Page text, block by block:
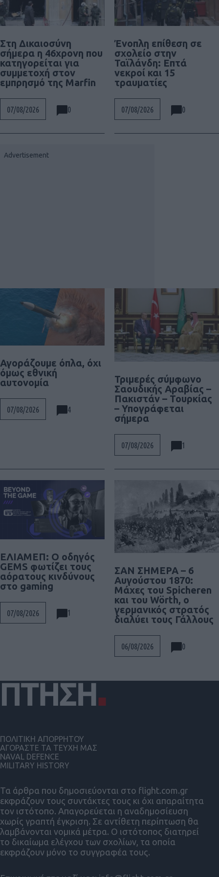
Στη Δικαιοσύνη
σήμερα η 46χρονη που
κατηγορείται για
συμμετοχή στον
εμπρησμό της Marfin
07/08/2026 0
Ένοπλη επίθεση σε
σχολείο στην
Ταϊλάνδη: Επτά
νεκροί και 15
τραυματίες
07/08/2026 0
Αγοράζουμε όπλα, όχι
όμως εθνική
αυτονομία
07/08/2026 4
Τριμερές σύμφωνο
Σαουδικής Αραβίας –
Πακιστάν – Τουρκίας
– Υπογράφεται
σήμερα
07/08/2026 1
ΕΛΙΑΜΕΠ: Ο οδηγός
GEMS φωτίζει τους
αόρατους κινδύνους
στο gaming
07/08/2026 1
ΣΑΝ ΣΗΜΕΡΑ – 6
Αυγούστου 1870:
Μάχες του Spicheren
και του Wörth, ο
γερμανικός στρατός
διαλύει τους Γάλλους
06/08/2026 0
Τα άρθρα που δημοσιεύονται στο flight.com.gr
εκφράζουν τους συντάκτες τους κι όχι απαραίτητα
τον ιστότοπο. Απαγορεύεται η αναδημοσίευση
χωρίς γραπτή έγκριση. Σε αντίθετη περίπτωση θα
λαμβάνονται νομικά μέτρα. Ο ιστότοπος διατηρεί
το δικαίωμα ελέγχου των σχολίων, τα οποία
εκφράζουν μόνο το συγγραφέα τους.
ΠΟΛΙΤΙΚΗ ΑΠΟΡΡΗΤΟΥ
ΑΓΟΡΑΣΤΕ ΤΑ ΤΕΥΧΗ ΜΑΣ
NAVAL DEFENCE
MILITARY HISTORY